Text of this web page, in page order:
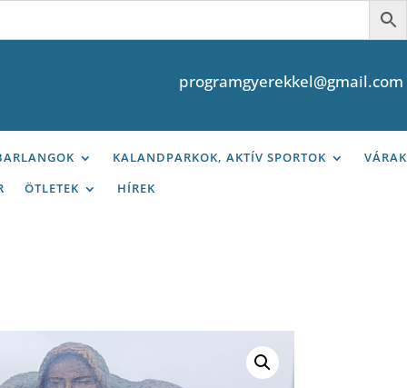
programgyerekkel@gmail.com
KALANDPARKOK, AKTÍV SPORTOK
VÁRAK
ÖTLETEK HÍREK